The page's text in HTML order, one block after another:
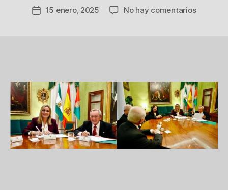
de
la
Fecha15 enero, 2025 No hay comentariosen
de
Granada
para
el